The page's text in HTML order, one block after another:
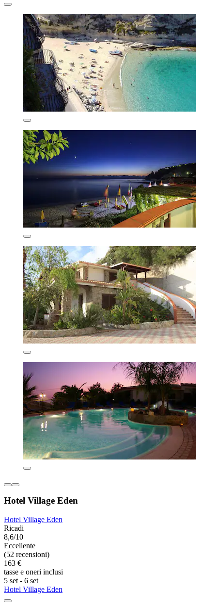
Hotel Village Eden
Hotel Village Eden
Ricadi
8,6/10
Eccellente
(52 recensioni)
163 €
tasse e oneri inclusi
5 set - 6 set
Hotel Village Eden